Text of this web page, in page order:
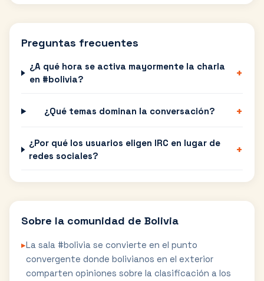
Preguntas frecuentes
¿A qué hora se activa mayormente la charla
en #bolivia?
+
¿Qué temas dominan la conversación? +
¿Por qué los usuarios eligen IRC en lugar de
redes sociales?
+
Sobre la comunidad de Bolivia
▸La sala #bolivia se convierte en el punto
convergente donde bolivianos en el exterior
comparten opiniones sobre la clasificación a los